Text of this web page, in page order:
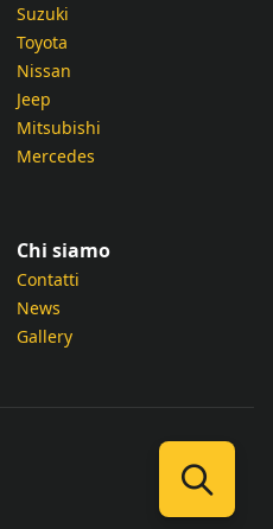
Suzuki
Toyota
Nissan
Jeep
Mitsubishi
Mercedes
Chi siamo
Contatti
News
Gallery